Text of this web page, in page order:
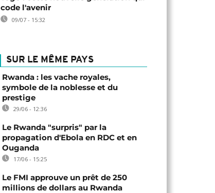
code l'avenir
09/07 - 15:32
SUR LE MÊME PAYS
Rwanda : les vache royales,
symbole de la noblesse et du
prestige
29/06 - 12:36
Le Rwanda "surpris" par la
propagation d'Ebola en RDC et en
Ouganda
17/06 - 15:25
Le FMI approuve un prêt de 250
millions de dollars au Rwanda